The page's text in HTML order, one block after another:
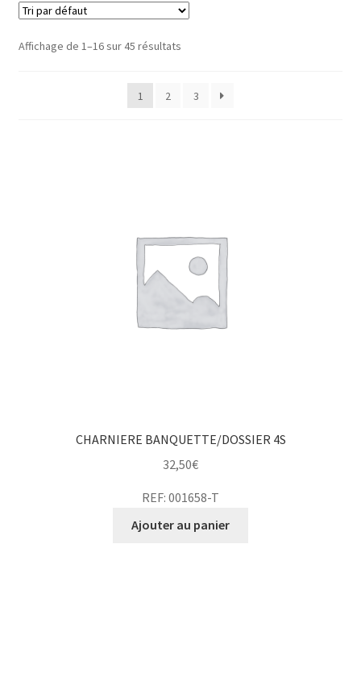
Affichage de 1–16 sur 45 résultats
1 2 3
CHARNIERE BANQUETTE/DOSSIER 4S
32,50€
REF: 001658-T
Ajouter au panier